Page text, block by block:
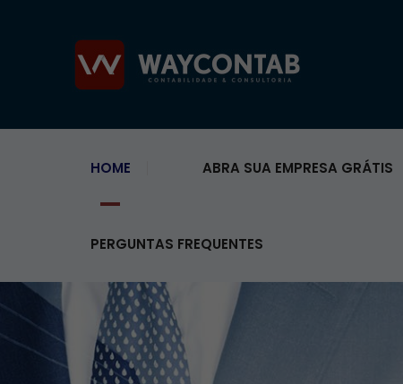
HOME ABRA SUA EMPRESA GRÁTIS
PERGUNTAS FREQUENTES